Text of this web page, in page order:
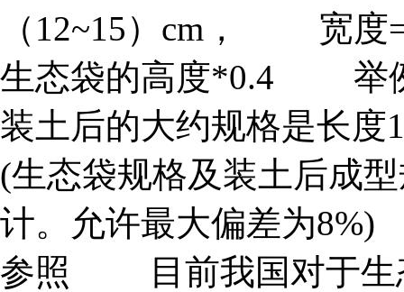
（12~15）cm， 宽
生态袋的高度*0.4 举例
装土后的大约规格是长度
(生态袋规格及装土后成
计。允许最大偏差为
参照 目前我国对于生